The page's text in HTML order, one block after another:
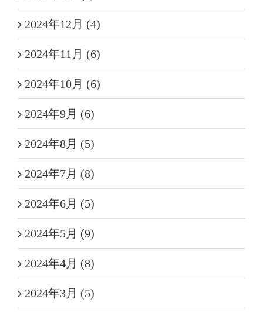
2024年12月 (4)
2024年11月 (6)
2024年10月 (6)
2024年9月 (6)
2024年8月 (5)
2024年7月 (8)
2024年6月 (5)
2024年5月 (9)
2024年4月 (8)
2024年3月 (5)